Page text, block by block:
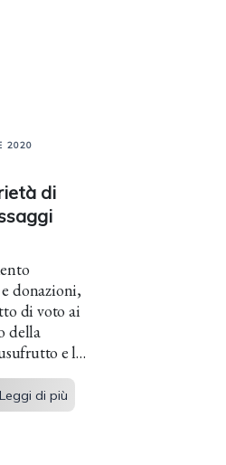
2020
di
donazioni,
di voto ai
della
e le
Leggi di più